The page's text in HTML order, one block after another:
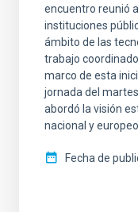
encuentro reunió
instituciones
ámbito de las
trabajo
marco de esta
jornada del
abordó la visión
nacional y
Fecha de